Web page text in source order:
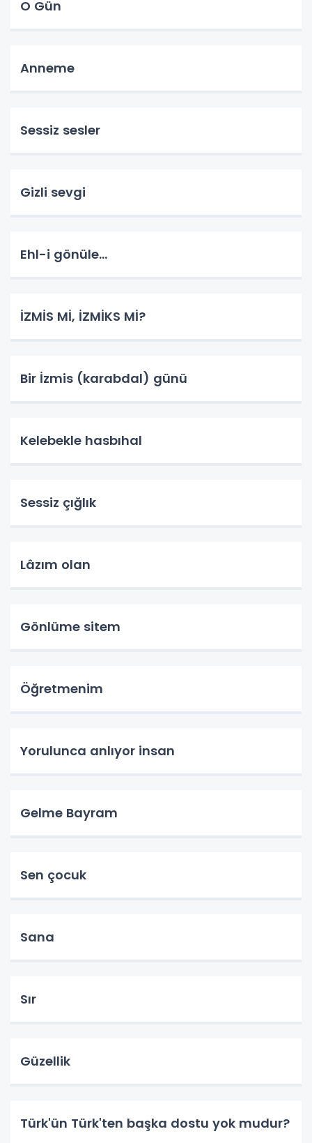
O Gün
Anneme
Sessiz sesler
Gizli sevgi
Ehl-i gönüle...
İZMİS Mİ, İZMİKS Mİ?
Bir İzmis (karabdal) günü
Kelebekle hasbıhal
Sessiz çığlık
Lâzım olan
Gönlüme sitem
Öğretmenim
Yorulunca anlıyor insan
Gelme Bayram
Sen çocuk
Sana
Sır
Güzellik
Türk'ün Türk'ten başka dostu yok mudur?